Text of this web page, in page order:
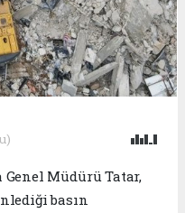
Genel Müdürü Tatar,
basın